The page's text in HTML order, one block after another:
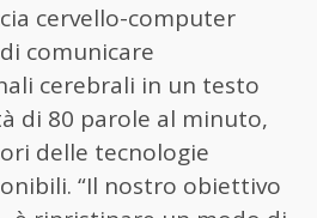
cervello-computer
comunicare
cerebrali in un testo
di 80 parole al minuto,
delle tecnologie
“Il nostro obiettivo